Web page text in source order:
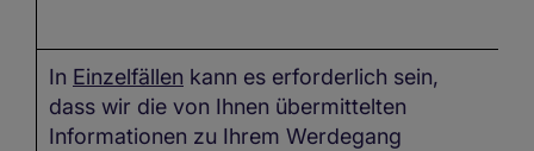
In Einzelfällen kann es erforderlich sein,
dass wir die von Ihnen übermittelten
Informationen zu Ihrem Werdegang